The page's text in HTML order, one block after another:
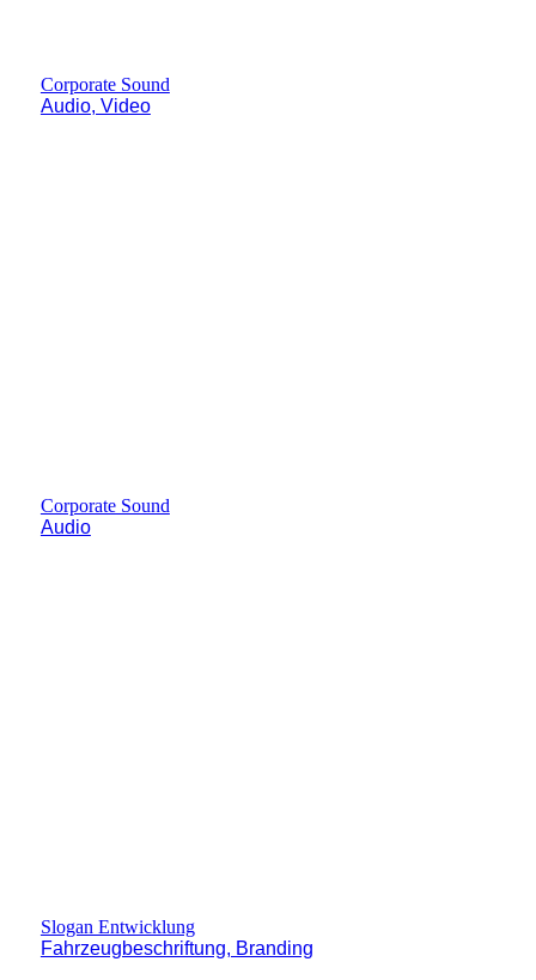
Corporate Sound
Audio, Video
Corporate Sound
Audio
Slogan Entwicklung
Fahrzeugbeschriftung, Branding